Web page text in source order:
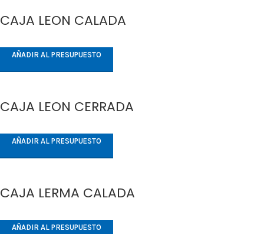
CAJA LEON CALADA
AÑADIR AL PRESUPUESTO
CAJA LEON CERRADA
AÑADIR AL PRESUPUESTO
CAJA LERMA CALADA
AÑADIR AL PRESUPUESTO